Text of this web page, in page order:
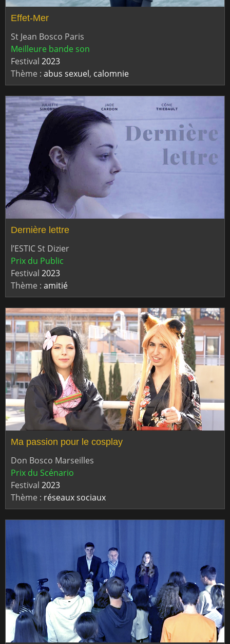
Effet-Mer
St Jean Bosco Paris
Meilleure bande son
Festival 2023
Thème : abus sexuel, calomnie
Dernière lettre
l’ESTIC St Dizier
Prix du Public
Festival 2023
Thème : amitié
Ma passion pour le cosplay
Don Bosco Marseilles
Prix du Scénario
Festival 2023
Thème : réseaux sociaux